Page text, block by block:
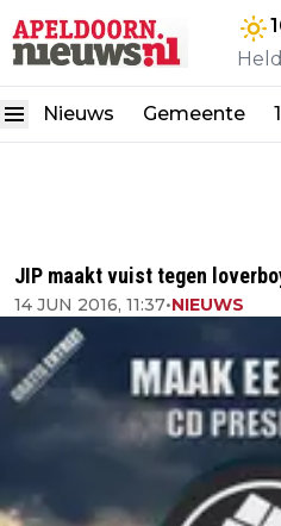
Nieuws Gemeente
JIP maakt vuist tegen
14 JUN 2016, 11:37•NIEUWS